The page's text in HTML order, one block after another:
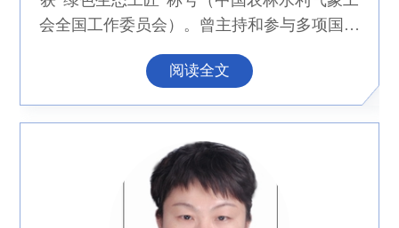
会全国工作委员会）。曾主持和参与多项国家
参与省部级科技项目10余项，合作发表论文超
来多份决策服务材料得到时任自治区领导批
复。现任国际水文科学协会中国委员会
（CNC-IAHS）冰雪水文分委员会委员。《沙
漠与绿洲气象》副主编（兼）。
阅读全文